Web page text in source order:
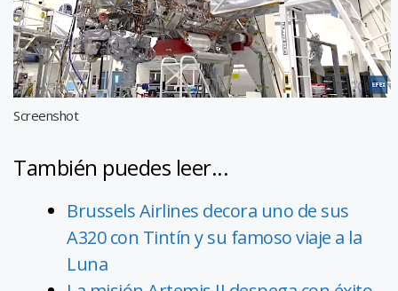
Screenshot
También puedes leer...
Brussels Airlines decora uno de sus
A320 con Tintín y su famoso viaje a la
Luna